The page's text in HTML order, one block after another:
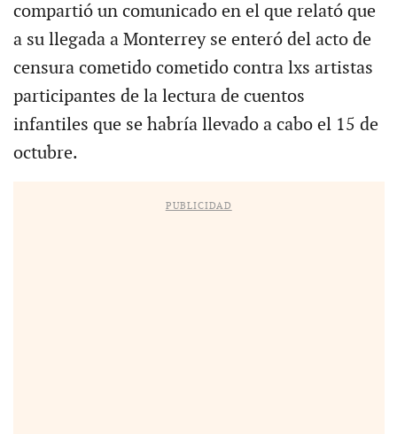
compartió un comunicado en el que relató que
a su llegada a Monterrey se enteró del acto de
censura cometido cometido contra lxs artistas
participantes de la lectura de cuentos
infantiles que se habría llevado a cabo el 15 de
octubre.
PUBLICIDAD